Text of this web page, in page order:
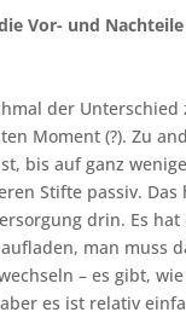
Vor- und
der Unterschied
Moment (?). Zu
bis auf ganz
Stifte passiv.
drin. Es
man muss
– es gibt, wie
es ist relativ